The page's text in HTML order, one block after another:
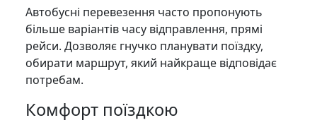
Автобусні перевезення часто пропонують
більше варіантів часу відправлення, прямі
рейси. Дозволяє гнучко планувати поїздку,
обирати маршрут, який найкраще відповідає
потребам.
Комфорт поїздкою